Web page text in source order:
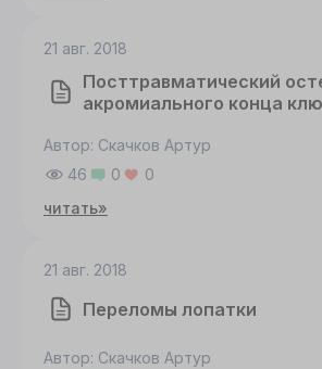
21 авг. 2018
Посттравматический
акромиального конца
Автор: Скачков Артур
46
0
0
читать»
21 авг. 2018
Переломы лопатки
Автор: Скачков Артур